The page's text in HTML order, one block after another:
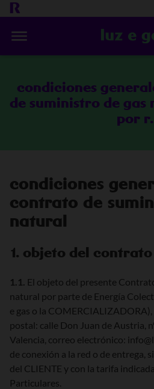
condiciones
de suministro de
por r.
condiciones
contrato de
natural
1. objeto del contrato
1.1. El objeto del presente
natural por parte de Energía
e gas o la
postal: calle Don Juan de Austria,
Valencia, correo electrónico:
de conexión a la red o de entrega,
del CLIENTE y con la tarifa
Particulares.